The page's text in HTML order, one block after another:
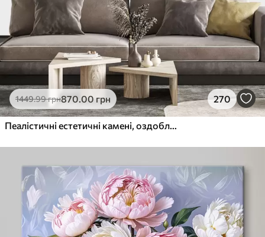
1449.99грн870.00 грн 270
Пеалістичні естетичні камені, оздоблення будинку, природне освітлення